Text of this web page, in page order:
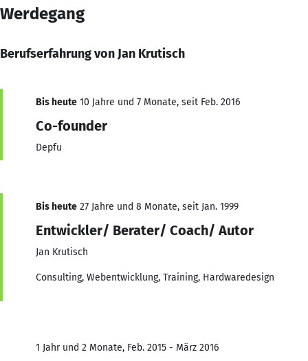
Werdegang
Berufserfahrung von Jan Krutisch
Bis heute 10 Jahre und 7 Monate, seit Feb. 2016
Co-founder
Depfu
Bis heute 27 Jahre und 8 Monate, seit Jan. 1999
Entwickler/ Berater/ Coach/ Autor
Jan Krutisch
Consulting, Webentwicklung, Training, Hardwaredesign
1 Jahr und 2 Monate, Feb. 2015 - März 2016